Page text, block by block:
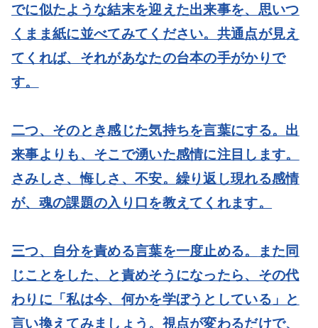
でに似たような結末を迎えた出来事を、思いつ
くまま紙に並べてみてください。共通点が見え
てくれば、それがあなたの台本の手がかりで
す。
二つ、そのとき感じた気持ちを言葉にする。 出
来事よりも、そこで湧いた感情に注目します。
さみしさ、悔しさ、不安。繰り返し現れる感情
が、魂の課題の入り口を教えてくれます。
三つ、自分を責める言葉を一度止める。
また同
じことをした、と責めそうになったら、その代
わりに「私は今、何かを学ぼうとしている」と
言い換えてみましょう。視点が変わるだけで、